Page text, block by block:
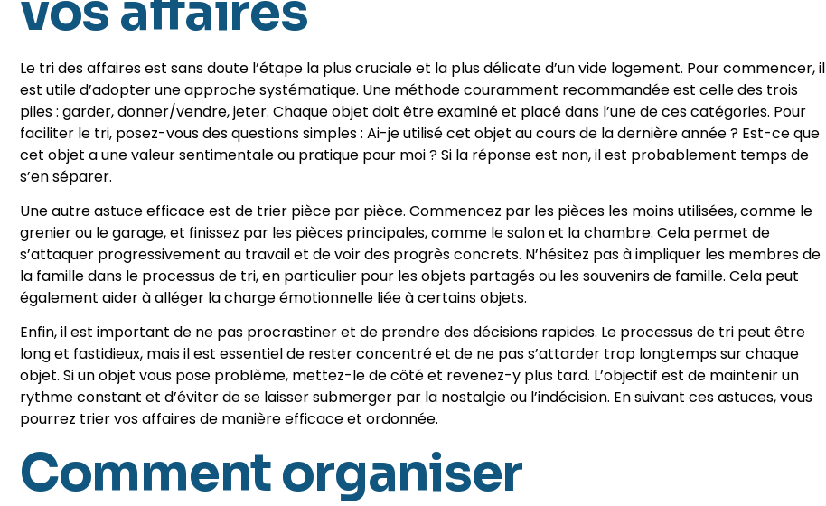
Le tri des affaires est sans doute l’étape la plus cruciale et la plus délicate d’un vide logement. Pour commencer, il
est utile d’adopter une approche systématique. Une méthode couramment recommandée est celle des trois
piles : garder, donner/vendre, jeter. Chaque objet doit être examiné et placé dans l’une de ces catégories. Pour
faciliter le tri, posez-vous des questions simples : Ai-je utilisé cet objet au cours de la dernière année ? Est-ce que
cet objet a une valeur sentimentale ou pratique pour moi ? Si la réponse est non, il est probablement temps de
s’en séparer.
Une autre astuce efficace est de trier pièce par pièce. Commencez par les pièces les moins utilisées, comme le
grenier ou le garage, et finissez par les pièces principales, comme le salon et la chambre. Cela permet de
s’attaquer progressivement au travail et de voir des progrès concrets. N’hésitez pas à impliquer les membres de
la famille dans le processus de tri, en particulier pour les objets partagés ou les souvenirs de famille. Cela peut
également aider à alléger la charge émotionnelle liée à certains objets.
Enfin, il est important de ne pas procrastiner et de prendre des décisions rapides. Le processus de tri peut être
long et fastidieux, mais il est essentiel de rester concentré et de ne pas s’attarder trop longtemps sur chaque
objet. Si un objet vous pose problème, mettez-le de côté et revenez-y plus tard. L’objectif est de maintenir un
rythme constant et d’éviter de se laisser submerger par la nostalgie ou l’indécision. En suivant ces astuces, vous
pourrez trier vos affaires de manière efficace et ordonnée.
Comment organiser